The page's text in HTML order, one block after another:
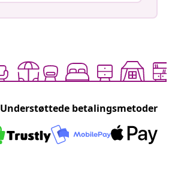
Understøttede betalingsmetoder